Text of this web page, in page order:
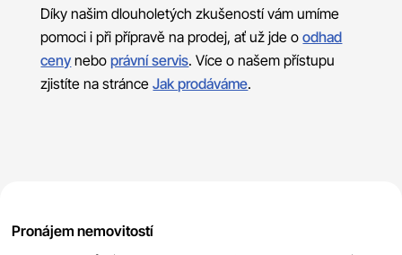
Díky našim dlouholetých zkušeností vám umíme
pomoci i při přípravě na prodej, ať už jde oodhad
ceny neboprávní servis. Více o našem přístupu
zjistíte na stránceJak prodáváme.
Pronájem nemovitostí